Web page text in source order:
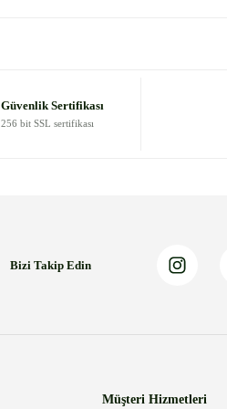
Güvenlik Sertifikası
256 bit SSL sertifikası
Bizi Takip Edin
Müşteri Hizmetleri